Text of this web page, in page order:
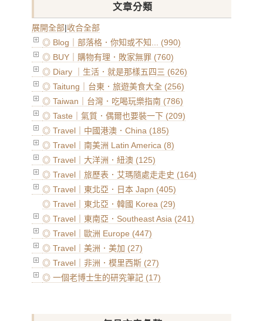
文章分類
展開全部|收合全部
◎ Blog｜部落格．你知或不知... (990)
◎ BUY｜購物有理．敗家無罪 (760)
◎ Diary ｜生活．就是那樣五四三 (626)
◎ Taitung｜台東．旅遊美食大全 (256)
◎ Taiwan｜台灣．吃喝玩樂指南 (786)
◎ Taste｜氣質．偶爾也要裝一下 (209)
◎ Travel｜中國港澳．China (185)
◎ Travel｜南美洲 Latin America (8)
◎ Travel｜大洋洲．紐澳 (125)
◎ Travel｜旅歷表．艾瑪隨處走走史 (164)
◎ Travel｜東北亞．日本 Japn (405)
◎ Travel｜東北亞．韓國 Korea (29)
◎ Travel｜東南亞．Southeast Asia (241)
◎ Travel｜歐洲 Europe (447)
◎ Travel｜美洲．美加 (27)
◎ Travel｜非洲．模里西斯 (27)
◎ 一個老博士生的研究筆記 (17)